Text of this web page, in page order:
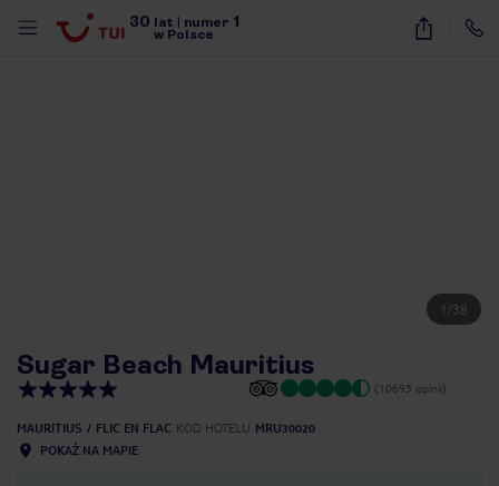
30 lat numer 1
w Polsce
1 /38
Sugar Beach Mauritius
(10695 opinii)
MAURITIUS FLIC EN FLAC KOD HOTELU MRU30020
POKAŻ NA MAPIE